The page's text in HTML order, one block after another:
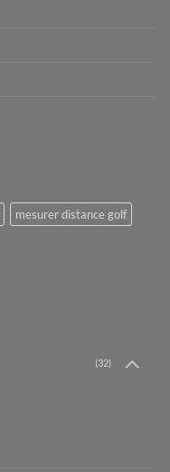
mesurer distance golf
(32)